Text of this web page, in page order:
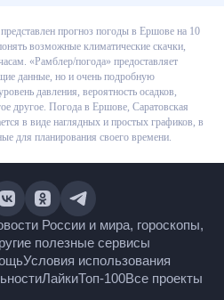
представлен прогноз погоды в
нетрудно понять возможные
прогнозы по каждым трем часам.
возможность отследить не только
информацию: температуру воздуха,
направление ветра, влажность и
область, Россия, на 10
и простых графиков, в которых
новости России и мира,
и другие полезные сервисы
Условия использования